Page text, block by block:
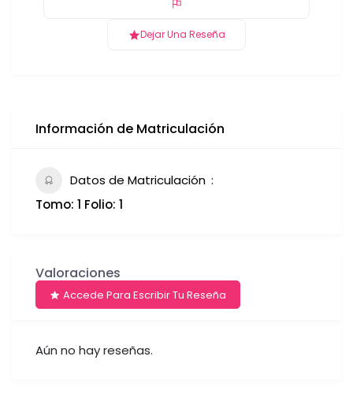
Dejar Una Reseña
Información de Matriculación
Datos de Matriculación
Tomo: 1 Folio: 1
Valoraciones
Accede Para Escribir Tu Reseña
Aún no hay reseñas.